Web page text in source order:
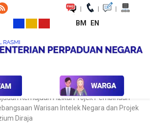
| | |
BM EN
Koleksi Media Foto
Galeri Foto
Kemajuan Fizikal Projek Pembinaan
Warisan Intelek Negara dan Projek
Diraja